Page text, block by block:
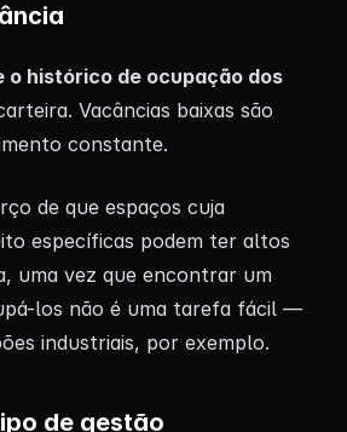
o histórico de ocupação dos
Vacâncias baixas são
constante.
de que espaços cuja
específicas podem ter altos
uma vez que encontrar um
los não é uma tarefa fácil —
industriais, por exemplo.
de gestão